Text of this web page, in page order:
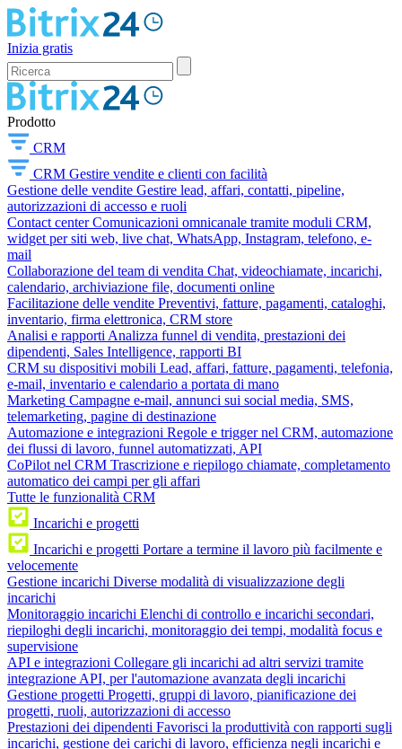
Inizia gratis
Prodotto
CRM
CRM Gestire vendite e clienti con facilità
Gestione delle vendite Gestire lead, affari, contatti, pipeline,
autorizzazioni di accesso e ruoli
Contact center Comunicazioni omnicanale tramite moduli CRM,
widget per siti web, live chat, WhatsApp, Instagram, telefono, e-
mail
Collaborazione del team di vendita Chat, videochiamate, incarichi,
calendario, archiviazione file, documenti online
Facilitazione delle vendite Preventivi, fatture, pagamenti, cataloghi,
inventario, firma elettronica, CRM store
Analisi e rapporti Analizza funnel di vendita, prestazioni dei
dipendenti, Sales Intelligence, rapporti BI
CRM su dispositivi mobili Lead, affari, fatture, pagamenti, telefonia,
e-mail, inventario e calendario a portata di mano
Marketing Campagne e-mail, annunci sui social media, SMS,
telemarketing, pagine di destinazione
Automazione e integrazioni Regole e trigger nel CRM, automazione
dei flussi di lavoro, funnel automatizzati, API
CoPilot nel CRM Trascrizione e riepilogo chiamate, completamento
automatico dei campi per gli affari
Tutte le funzionalità CRM
Incarichi e progetti
Incarichi e progetti Portare a termine il lavoro più facilmente e
velocemente
Gestione incarichi Diverse modalità di visualizzazione degli
incarichi
Monitoraggio incarichi Elenchi di controllo e incarichi secondari,
riepiloghi degli incarichi, monitoraggio dei tempi, modalità focus e
supervisione
API e integrazioni Collegare gli incarichi ad altri servizi tramite
integrazione API, per l'automazione avanzata degli incarichi
Gestione progetti Progetti, gruppi di lavoro, pianificazione dei
progetti, ruoli, autorizzazioni di accesso
Prestazioni dei dipendenti Favorisci la produttività con rapporti sugli
incarichi, gestione dei carichi di lavoro, efficienza negli incarichi e